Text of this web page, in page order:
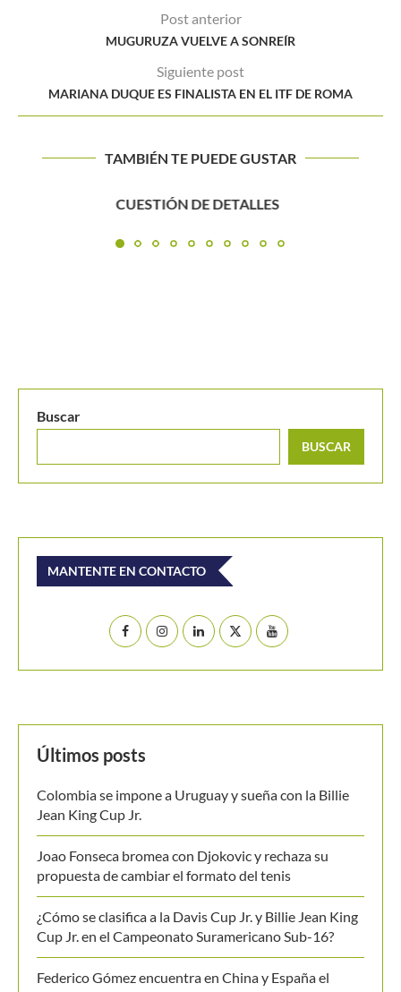
Post anterior
MUGURUZA VUELVE A SONREÍR
Siguiente post
MARIANA DUQUE ES FINALISTA EN EL ITF DE ROMA
TAMBIÉN TE PUEDE GUSTAR
Wimbledon 2024: Daniil Medvedev a 3ª ronda con
blooper abordo
MANTENTE EN CONTACTO